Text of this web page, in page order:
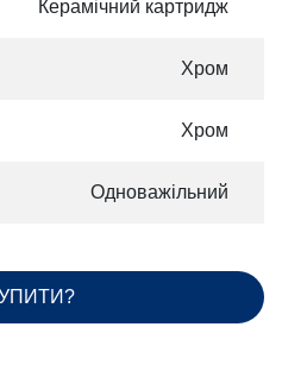
Керамічний картридж
Хром
Хром
Одноважільний